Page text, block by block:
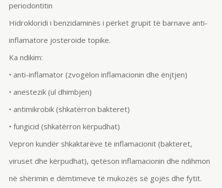
periodontitin
Hidrokloridi i benzidaminës i përket grupit të barnave anti-
inflamatore josteroide topike.
Ka ndikim:
• anti-inflamator(zvogëlon inflamacionin dhe ënjtjen)
• anestezik (ul dhimbjen)
• antimikrobik(shkatërron bakteret)
• fungicid (shkatërron kërpudhat)
Vepron kundër shkaktarëve të inflamacionit (bakteret,
viruset dhe kërpudhat), qetëson inflamacionin dhe ndihmon
në shërimin e dëmtimeve të mukozës së gojës dhe fytit.